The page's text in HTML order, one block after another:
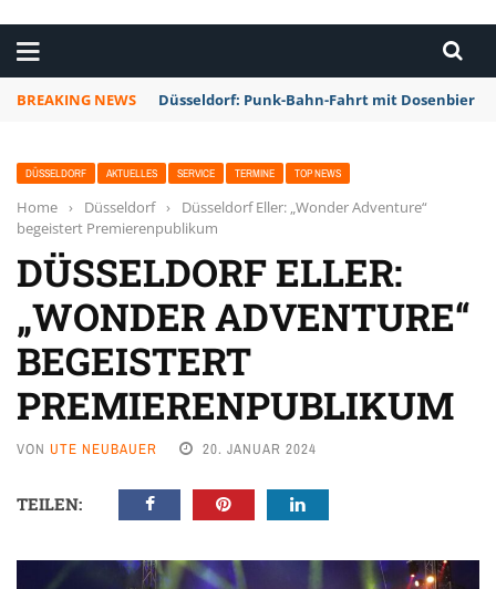
BREAKING NEWS Düsseldorf: Punk-Bahn-Fahrt mit Dosenbier
DÜSSELDORF AKTUELLES SERVICE TERMINE TOP NEWS
Home › Düsseldorf ›
Düsseldorf Eller: „Wonder Adventure“
begeistert Premierenpublikum
DÜSSELDORF ELLER:
„WONDER ADVENTURE“
BEGEISTERT
PREMIERENPUBLIKUM
VON UTE NEUBAUER 20. JANUAR 2024
TEILEN: